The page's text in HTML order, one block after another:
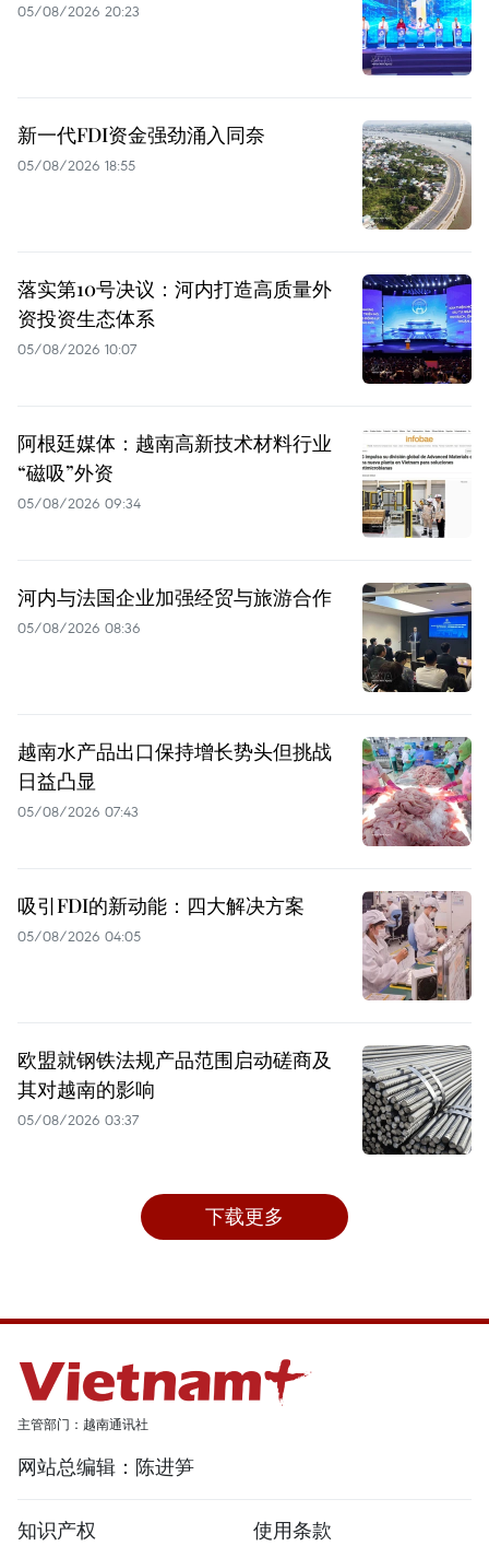
05/08/2026 20:23
新一代FDI资金强劲涌入同奈
05/08/2026 18:55
落实第10号决议：河内打造高质量外
资投资生态体系
05/08/2026 10:07
阿根廷媒体：越南高新技术材料行业
“磁吸”外资
05/08/2026 09:34
河内与法国企业加强经贸与旅游合作
05/08/2026 08:36
越南水产品出口保持增长势头但挑战
日益凸显
05/08/2026 07:43
吸引FDI的新动能：四大解决方案
05/08/2026 04:05
欧盟就钢铁法规产品范围启动磋商及
其对越南的影响
05/08/2026 03:37
下载更多
主管部门：越南通讯社
网站总编辑：陈进笋
知识产权 使用条款